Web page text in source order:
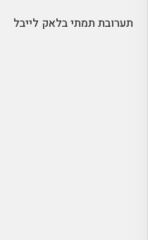
תערובת תמתי בלאק לייבל